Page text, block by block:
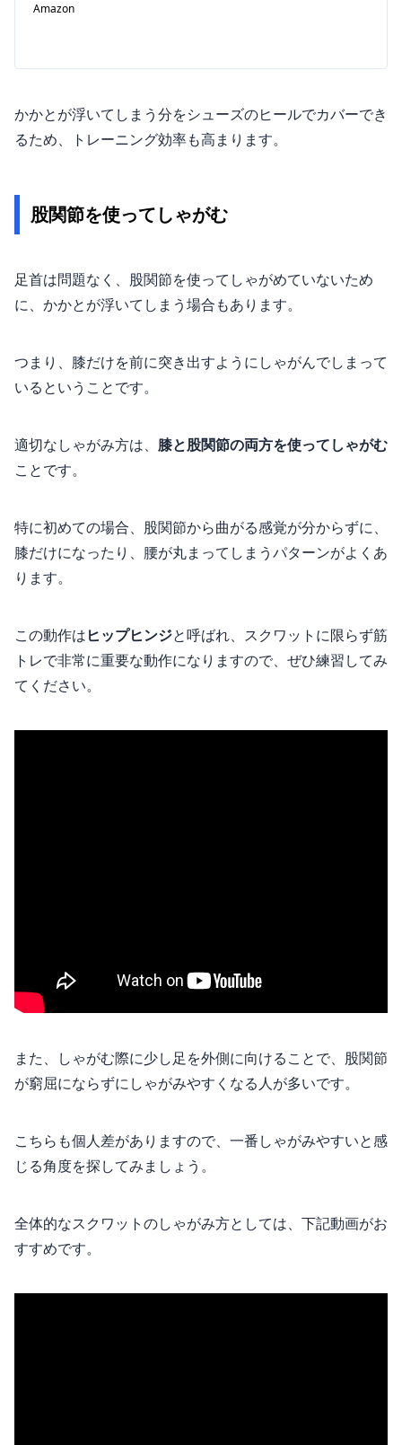
Amazon
かかとが浮いてしまう分をシューズのヒールでカバーでき
るため、トレーニング効率も高まります。
股関節を使ってしゃがむ
足首は問題なく、股関節を使ってしゃがめていないため
に、かかとが浮いてしまう場合もあります。
つまり、膝だけを前に突き出すようにしゃがんでしまって
いるということです。
適切なしゃがみ方は、 膝と股関節の両方を使ってしゃがむ
ことです。
特に初めての場合、股関節から曲がる感覚が分からずに、
膝だけになったり、腰が丸まってしまうパターンがよくあ
ります。
この動作はヒップヒンジと呼ばれ、スクワットに限らず筋
トレで非常に重要な動作になりますので、ぜひ練習してみ
てください。
また、しゃがむ際に少し足を外側に向けることで、股関節
が窮屈にならずにしゃがみやすくなる人が多いです。
こちらも個人差がありますので、一番しゃがみやすいと感
じる角度を探してみましょう。
全体的なスクワットのしゃがみ方としては、下記動画がお
すすめです。